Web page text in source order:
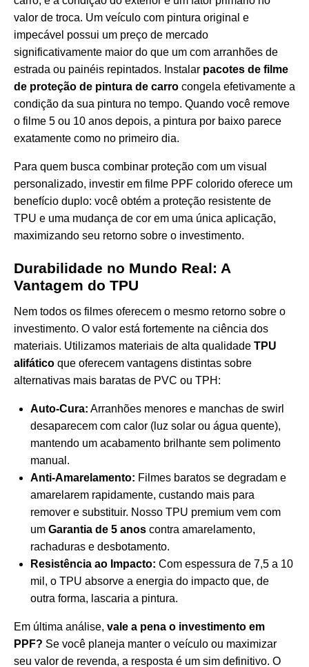
valor de troca. Um veículo com pintura original e
impecável possui um preço de mercado
significativamente maior do que um com arranhões de
estrada ou painéis repintados. Instalar pacotes de filme
de proteção de pintura de carro congela efetivamente a
condição da sua pintura no tempo. Quando você remove
o filme 5 ou 10 anos depois, a pintura por baixo parece
exatamente como no primeiro dia.
Para quem busca combinar proteção com um visual
personalizado, investir em filme PPF colorido oferece um
benefício duplo: você obtém a proteção resistente de
TPU e uma mudança de cor em uma única aplicação,
maximizando seu retorno sobre o investimento.
Durabilidade no Mundo Real: A
Vantagem do TPU
Nem todos os filmes oferecem o mesmo retorno sobre o
investimento. O valor está fortemente na ciência dos
materiais. Utilizamos materiais de alta qualidade TPU
alifático que oferecem vantagens distintas sobre
alternativas mais baratas de PVC ou TPH:
Auto-Cura: Arranhões menores e manchas de swirl
desaparecem com calor (luz solar ou água quente),
mantendo um acabamento brilhante sem polimento
manual.
Anti-Amarelamento: Filmes baratos se degradam e
amarelarem rapidamente, custando mais para
remover e substituir. Nosso TPU premium vem com
um Garantia de 5 anos contra amarelamento,
rachaduras e desbotamento.
Resistência ao Impacto: Com espessura de 7,5 a 10
mil, o TPU absorve a energia do impacto que, de
outra forma, lascaria a pintura.
Em última análise, vale a pena o investimento em
PPF? Se você planeja manter o veículo ou maximizar
seu valor de revenda, a resposta é um sim definitivo. O